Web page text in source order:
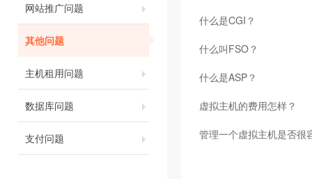
网站推广问题
其他问题
主机租用问题
数据库问题
支付问题
什么是CGI？
什么叫FSO？
什么是ASP？
虚拟主机的费用怎样？
管理一个虚拟主机是否很